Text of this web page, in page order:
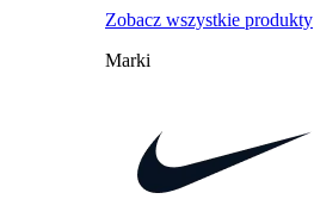
Zobacz wszystkie produkty
Marki